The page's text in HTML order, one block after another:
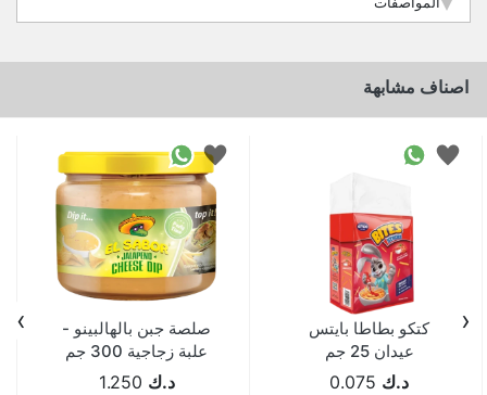
اصناف مشابهة
كتكو بطاطا بايتس
عيدان 25 جم
د.ك 0.075
صلصة جبن بالهالبينو -
علبة زجاجية 300 جم
د.ك 1.250
‹
›